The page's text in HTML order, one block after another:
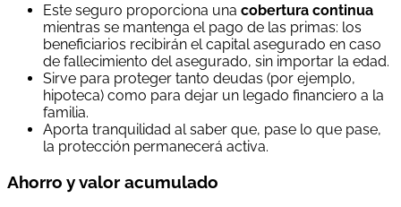
Este seguro proporciona una cobertura continua
mientras se mantenga el pago de las primas: los
beneficiarios recibirán el capital asegurado en caso
de fallecimiento del asegurado, sin importar la edad.
Sirve para proteger tanto deudas (por ejemplo,
hipoteca) como para dejar un legado financiero a la
familia.
Aporta tranquilidad al saber que, pase lo que pase,
la protección permanecerá activa.
Ahorro y valor acumulado